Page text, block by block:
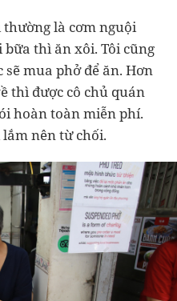
thường là cơm nguội
thì ăn xôi. Tôi cũng
mua phở để ăn. Hơn
thì được cô chủ quán
hoàn toàn miễn phí.
nên từ chối.